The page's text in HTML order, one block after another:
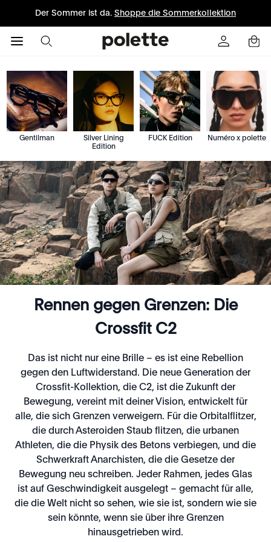
Der Sommer ist da. Shoppe die Sommerkollektion
Gentilman
Silver Lining
Edition
FUCK Edition Numéro x polette
Rennen gegen Grenzen: Die
Crossfit C2
Das ist nicht nur eine Brille – es ist eine Rebellion
gegen den Luftwiderstand. Die neue Generation der
Crossfit-Kollektion, die C2, ist die Zukunft der
Bewegung, vereint mit deiner Vision, entwickelt für
alle, die sich Grenzen verweigern. Für die Orbitalflitzer,
die durch Asteroiden Staub flitzen, die urbanen
Athleten, die die Physik des Betons verbiegen, und die
Schwerkraft Anarchisten, die die Gesetze der
Bewegung neu schreiben. Jeder Rahmen, jedes Glas
ist auf Geschwindigkeit ausgelegt – gemacht für alle,
die die Welt nicht so sehen, wie sie ist, sondern wie sie
sein könnte, wenn sie über ihre Grenzen
hinausgetrieben wird.